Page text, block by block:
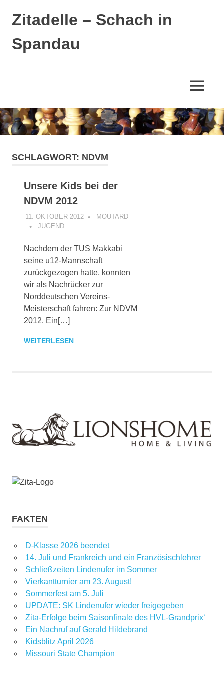
Zum
Inhalt
springen
Zitadelle – Schach in
Spandau
MENÜ
SCHLAGWORT: NDVM
Unsere Kids bei der
NDVM 2012
11. OKTOBER 2012
MOUTARD
JUGEND
Nachdem der TUS Makkabi
seine u12-Mannschaft
zurückgezogen hatte, konnten
wir als Nachrücker zur
Norddeutschen Vereins-
Meisterschaft fahren: Zur NDVM
2012. Ein[…]
WEITERLESEN
FAKTEN
D-Klasse 2026 beendet
14. Juli und Frankreich und ein Französischlehrer
Schließzeiten Lindenufer im Sommer
Vierkantturnier am 23. August!
Sommerfest am 5. Juli
UPDATE: SK Lindenufer wieder freigegeben
Zita-Erfolge beim Saisonfinale des HVL-Grandprix‘
Ein Nachruf auf Gerald Hildebrand
Kidsblitz April 2026
Missouri State Champion